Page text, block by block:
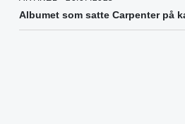
Albumet som satte Carpenter på